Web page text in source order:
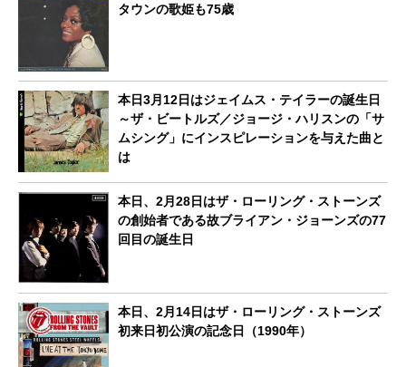
タウンの歌姫も75歳
本日3月12日はジェイムス・テイラーの誕生日
～ザ・ビートルズ／ジョージ・ハリスンの「サ
ムシング」にインスピレーションを与えた曲と
は
本日、2月28日はザ・ローリング・ストーンズ
の創始者である故ブライアン・ジョーンズの77
回目の誕生日
本日、2月14日はザ・ローリング・ストーンズ
初来日初公演の記念日（1990年）